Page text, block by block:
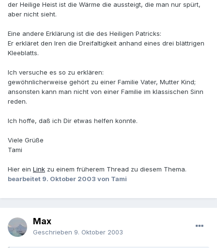
der Heilige Heist ist die Wärme die aussteigt, die man nur spürt,
aber nicht sieht.
Eine andere Erklärung ist die des Heiligen Patricks:
Er erkläret den Iren die Dreifaltigkeit anhand eines drei blättrigen
Kleeblatts.
Ich versuche es so zu erklären:
gewöhnlicherweise gehört zu einer Familie Vater, Mutter Kind;
ansonsten kann man nicht von einer Familie im klassischen Sinn
reden.
Ich hoffe, daß ich Dir etwas helfen konnte.
Viele Grüße
Tami
Hier ein Link zu einem früherem Thread zu diesem Thema.
bearbeitet 9. Oktober 2003 von Tami
Max
Geschrieben 9. Oktober 2003